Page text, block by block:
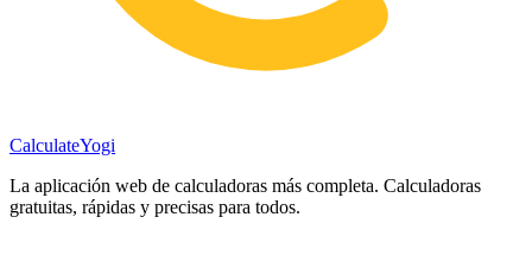
CalculateYogi
La aplicación web de calculadoras más completa. Calculadoras
gratuitas, rápidas y precisas para todos.